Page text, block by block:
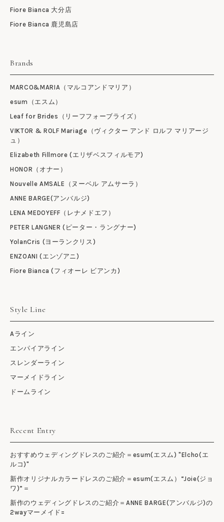
Fiore Bianca 大分店
Fiore Bianca 鹿児島店
Brands
MARCO&MARIA（マルコアンドマリア）
esum（エスム）
Leaf for Brides（リーフフォーブライズ）
VIKTOR & ROLF Mariage（ヴィクター アンド ロルフ マリアージ
ュ）
Elizabeth Fillmore (エリザベスフィルモア)
HONOR（オナー）
Nouvelle AMSALE（ヌーベル アムサーラ）
ANNE BARGE(アンバルジ)
LENA MEDOYEFF（レナメドエフ）
PETER LANGNER (ピーター・ラングナー)
YolanCris (ヨーランクリス)
ENZOANI (エンゾアニ)
Fiore Bianca (フィオーレ ビアンカ)
Style Line
Aライン
エンパイアライン
スレンダーライン
マーメイドライン
ドームライン
Recent Entry
おすすめウェディングドレスのご紹介＝esum(エスム) "Elcho(エ
ルコ)"
新作オリジナルカラードレスのご紹介＝esum(エスム）“Joie(ジョ
ワ)”＝
新作のウェディングドレスのご紹介＝ANNE BARGE(アンバルジ)の
2wayマーメイド=